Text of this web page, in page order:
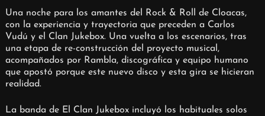
Una noche para los amantes del Rock & Roll de Cloacas,
con la experiencia y trayectoria que preceden a Carlos
Vudú y el Clan Jukebox. Una vuelta a los escenarios, tras
una etapa de re-construcción del proyecto musical,
acompañados por Rambla, discográfica y equipo humano
que apostó porque este nuevo disco y esta gira se hicieran
realidad.
La banda de El Clan Jukebox incluyó los habituales solos